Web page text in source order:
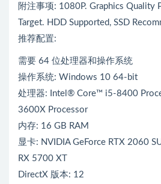
附注事项: 1080P. Graphics Quality
Target. HDD Supported, SSD
推荐配置:
需要 64 位处理器和操作系统
操作系统: Windows 10 64-bit
处理器: Intel® Core™ i5-8400
3600X Processor
内存: 16 GB RAM
显卡: NVIDIA GeForce RTX 2060
RX 5700 XT
DirectX 版本: 12